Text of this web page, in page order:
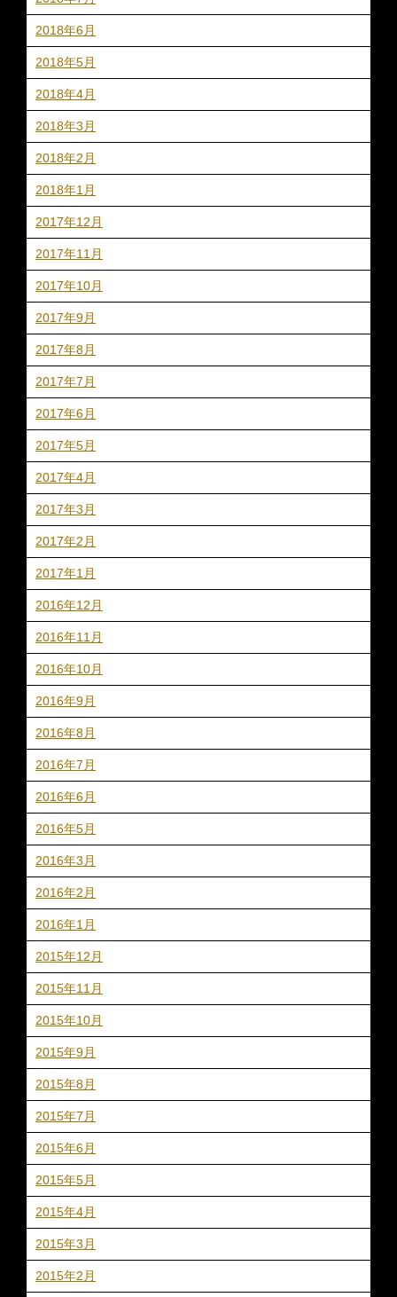
2018年6月
2018年5月
2018年4月
2018年3月
2018年2月
2018年1月
2017年12月
2017年11月
2017年10月
2017年9月
2017年8月
2017年7月
2017年6月
2017年5月
2017年4月
2017年3月
2017年2月
2017年1月
2016年12月
2016年11月
2016年10月
2016年9月
2016年8月
2016年7月
2016年6月
2016年5月
2016年3月
2016年2月
2016年1月
2015年12月
2015年11月
2015年10月
2015年9月
2015年8月
2015年7月
2015年6月
2015年5月
2015年4月
2015年3月
2015年2月